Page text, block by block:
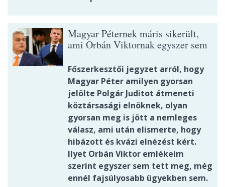
Magyar Péternek máris sikerült,
ami Orbán Viktornak egyszer sem
Főszerkesztői jegyzet arról, hogy
Magyar Péter amilyen gyorsan
jelölte Polgár Juditot átmeneti
köztársasági elnöknek, olyan
gyorsan meg is jött a nemleges
válasz, ami után elismerte, hogy
hibázott és kvázi elnézést kért.
Ilyet Orbán Viktor emlékeim
szerint egyszer sem tett meg, még
ennél fajsúlyosabb ügyekben sem.